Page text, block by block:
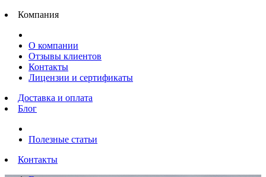
Компания
О компании
Отзывы клиентов
Контакты
Лицензии и сертификаты
Доставка и оплата
Блог
Полезные статьи
Контакты